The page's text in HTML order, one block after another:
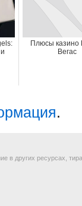
Плюсы казино
Вегас
.
в других ресурсах,